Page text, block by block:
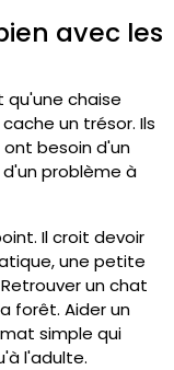
avec les
chaise
un trésor. Ils
besoin d'un
problème à
Il croit devoir
une petite
un chat
forêt. Aider un
simple qui
l'adulte.